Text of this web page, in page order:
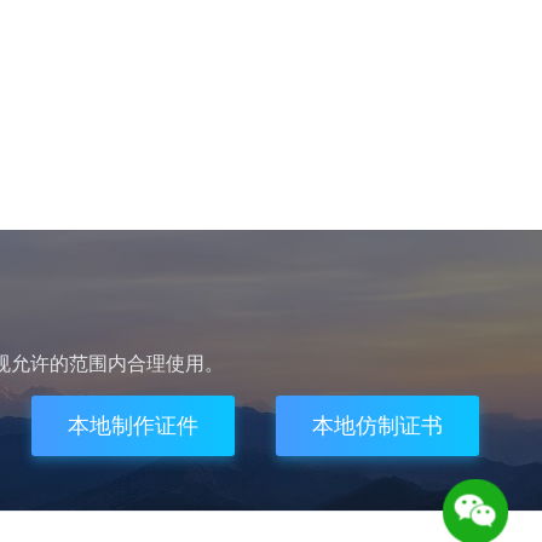
许的范围内合理使用。
本地制作证件 本地仿制证书